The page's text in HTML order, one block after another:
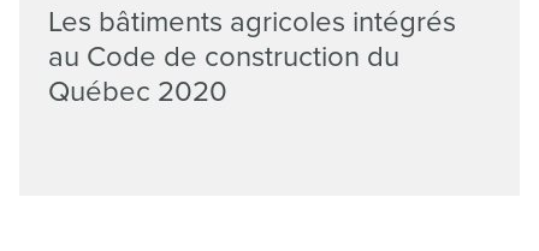
Les bâtiments agricoles intégrés
au Code de construction du
Québec 2020